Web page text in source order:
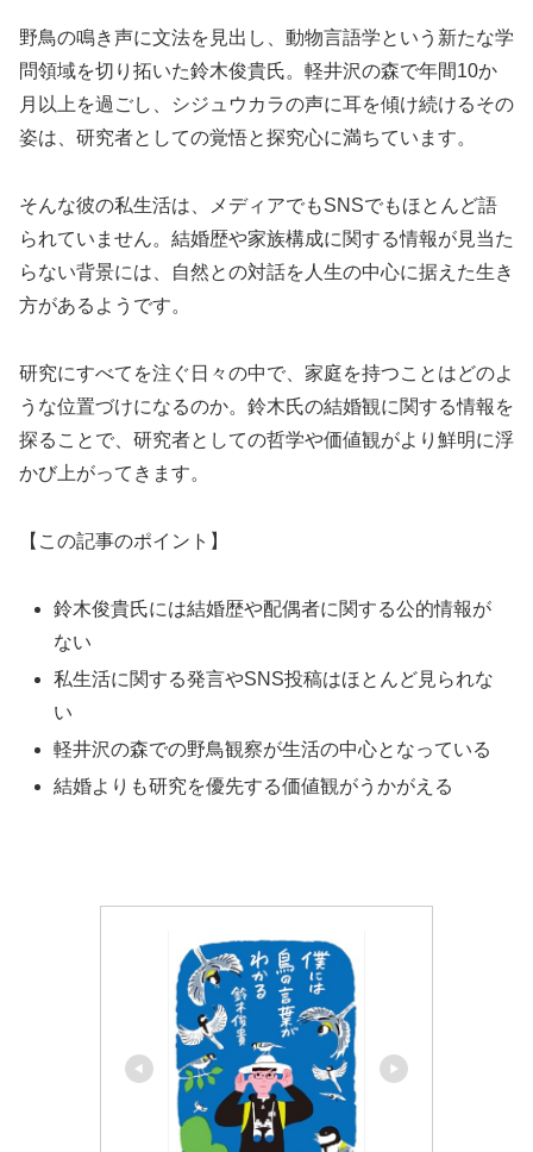
野鳥の鳴き声に文法を見出し、動物言語学という新たな学
問領域を切り拓いた鈴木俊貴氏。軽井沢の森で年間10か
月以上を過ごし、シジュウカラの声に耳を傾け続けるその
姿は、研究者としての覚悟と探究心に満ちています。
そんな彼の私生活は、メディアでもSNSでもほとんど語
られていません。結婚歴や家族構成に関する情報が見当た
らない背景には、自然との対話を人生の中心に据えた生き
方があるようです。
研究にすべてを注ぐ日々の中で、家庭を持つことはどのよ
うな位置づけになるのか。鈴木氏の結婚観に関する情報を
探ることで、研究者としての哲学や価値観がより鮮明に浮
かび上がってきます。
【この記事のポイント】
鈴木俊貴氏には結婚歴や配偶者に関する公的情報が
ない
私生活に関する発言やSNS投稿はほとんど見られな
い
軽井沢の森での野鳥観察が生活の中心となっている
結婚よりも研究を優先する価値観がうかがえる